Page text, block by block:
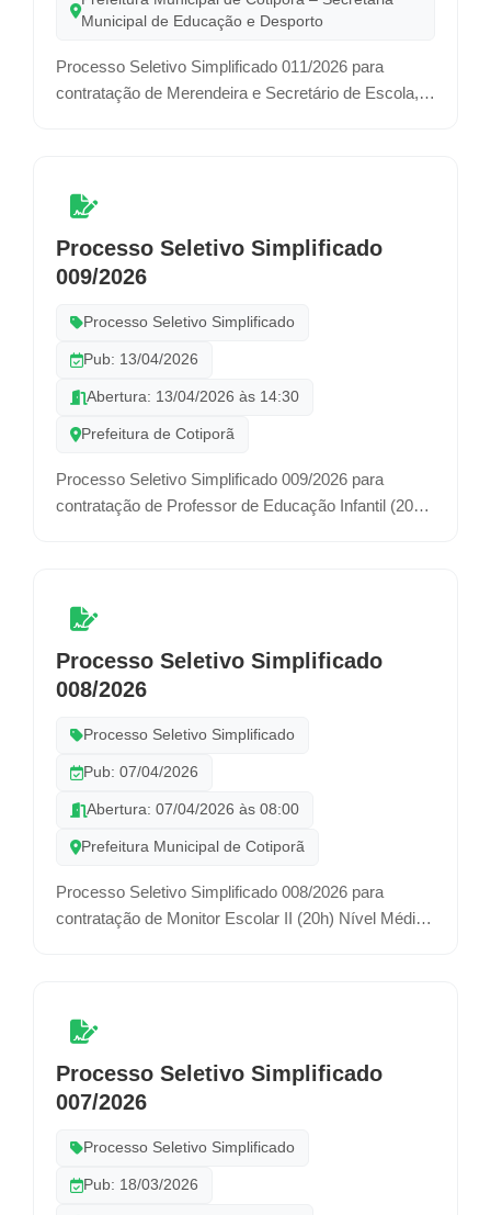
Municipal de Educação e Desporto
Processo Seletivo Simplificado 011/2026 para
contratação de Merendeira e Secretário de Escola,
Processo Seletivo Simplificado
009/2026
Processo Seletivo Simplificado
Pub: 13/04/2026
Abertura: 13/04/2026 às 14:30
Prefeitura de Cotiporã
Processo Seletivo Simplificado 009/2026 para
contratação de Professor de Educação Infantil (20h)
Processo Seletivo Simplificado
008/2026
Processo Seletivo Simplificado
Pub: 07/04/2026
Abertura: 07/04/2026 às 08:00
Prefeitura Municipal de Cotiporã
Processo Seletivo Simplificado 008/2026 para
contratação de Monitor Escolar II (20h) Nível Médio,
Processo Seletivo Simplificado
007/2026
Processo Seletivo Simplificado
Pub: 18/03/2026